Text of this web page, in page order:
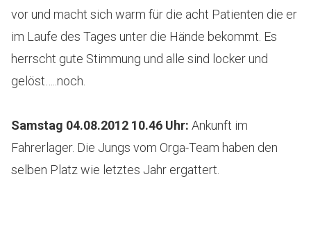
vor und macht sich warm für die acht Patienten die er
im Laufe des Tages unter die Hände bekommt. Es
herrscht gute Stimmung und alle sind locker und
gelöst…..noch.
Samstag 04.08.2012 10.46 Uhr: Ankunft im
Fahrerlager. Die Jungs vom Orga-Team haben den
selben Platz wie letztes Jahr ergattert.